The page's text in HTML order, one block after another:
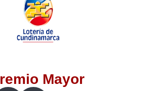
Risaralda
Mayor